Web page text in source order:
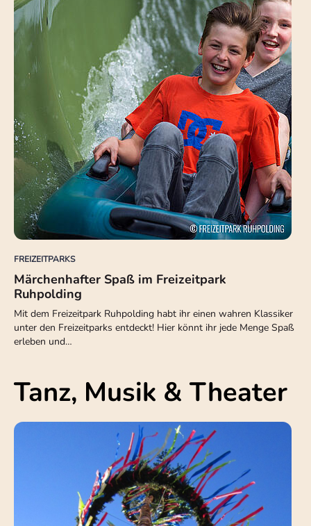
FREIZEITPARKS
Märchenhafter Spaß im Freizeitpark
Ruhpolding
Mit dem Freizeitpark Ruhpolding habt ihr einen wahren Klassiker
unter den Freizeitparks entdeckt! Hier könnt ihr jede Menge Spaß
erleben und…
Tanz, Musik & Theater